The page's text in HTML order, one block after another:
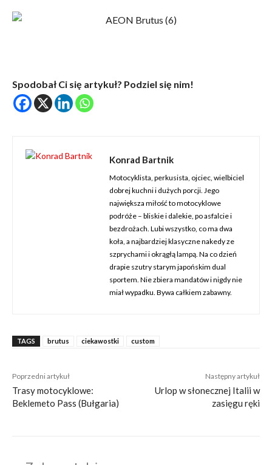
Spodobał Ci się artykuł? Podziel się nim!
Konrad Bartnik
Motocyklista, perkusista, ojciec, wielbiciel
dobrej kuchni i dużych porcji. Jego
największa miłość to motocyklowe
podróże – bliskie i dalekie, po asfalcie i
bezdrożach. Lubi wszystko, co ma dwa
koła, a najbardziej klasyczne nakedy ze
szprychami i okrągłą lampą. Na co dzień
drapie szutry starym japońskim dual
sportem. Nie zbiera mandatów i nigdy nie
miał wypadku. Bywa całkiem zabawny.
TAGS brutus ciekawostki custom
Poprzedni artykuł
Trasy motocyklowe:
Beklemeto Pass (Bułgaria)
Następny artykuł
Urlop w słonecznej Italii w
zasięgu ręki